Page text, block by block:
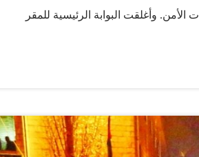
وأغلقت البوابة الرئيسية للمقر